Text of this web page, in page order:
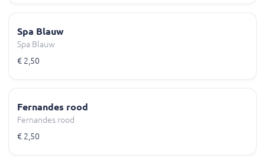
Spa Blauw
Spa Blauw
€ 2,50
Fernandes rood
Fernandes rood
€ 2,50